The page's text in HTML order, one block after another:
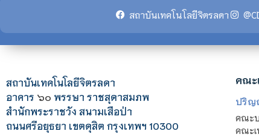
สถาบันเทคโนโลยีจิตรลดา
สถาบันเทคโนโลยีจิตรลดา
อาคาร ๖๐ พรรษา ราชสุดาสมภพ
สำนักพระราชวัง สนามเสือป่า
ถนนศรีอยุธยา เขตดุสิต กรุงเทพฯ 10300
คณะ
ปริญ
คณะ
คณะเ